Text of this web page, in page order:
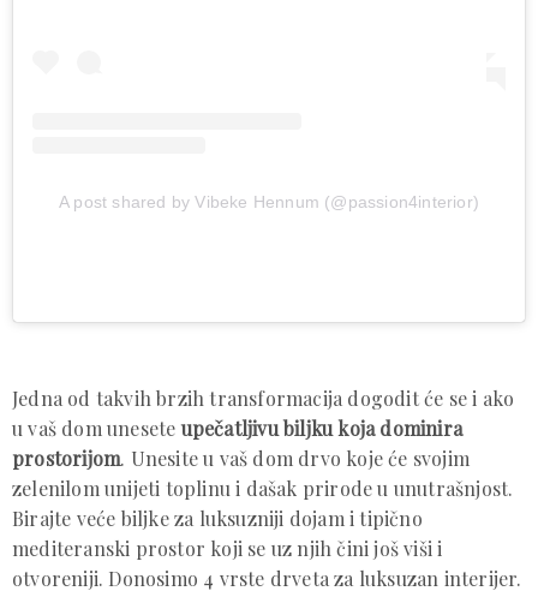
A post shared by Vibeke Hennum (@passion4interior)
Jedna od takvih brzih transformacija dogodit će se i ako
u vaš dom uneseteupečatljivu biljku koja dominira
prostorijom. Unesite u vaš dom drvo koje će svojim
zelenilom unijeti toplinu i dašak prirode u unutrašnjost.
Birajte veće biljke za luksuzniji dojam i tipično
mediteranski prostor koji se uz njih čini još viši i
otvoreniji. Donosimo 4 vrste drveta za luksuzan interijer.